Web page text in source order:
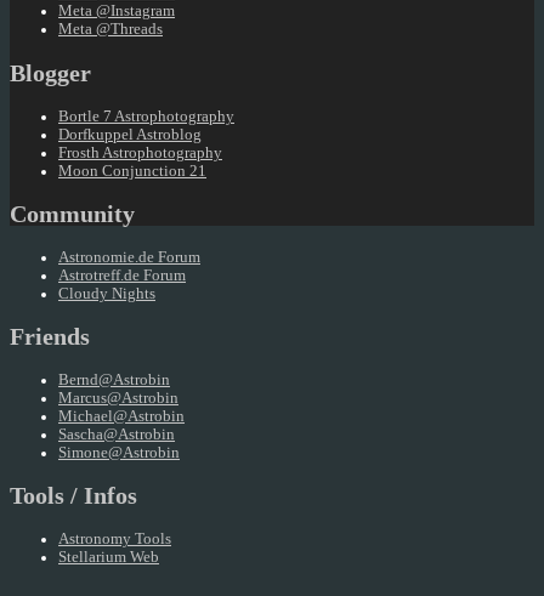
Meta @Instagram
Meta @Threads
Blogger
Bortle 7 Astrophotography
Dorfkuppel Astroblog
Frosth Astrophotography
Moon Conjunction 21
Community
Astronomie.de Forum
Astrotreff.de Forum
Cloudy Nights
Friends
Bernd@Astrobin
Marcus@Astrobin
Michael@Astrobin
Sascha@Astrobin
Simone@Astrobin
Tools / Infos
Astronomy Tools
Stellarium Web